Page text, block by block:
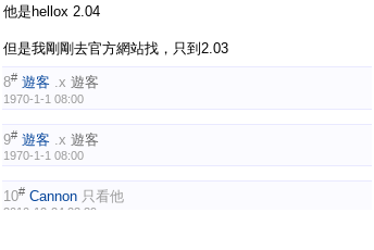
他是hellox 2.04
但是我剛剛去官方網站找，只到2.03
8# 遊客 .x 遊客
1970-1-1 08:00
9# 遊客 .x 遊客
1970-1-1 08:00
10# Cannon 只看他
2010-12-24 23:39